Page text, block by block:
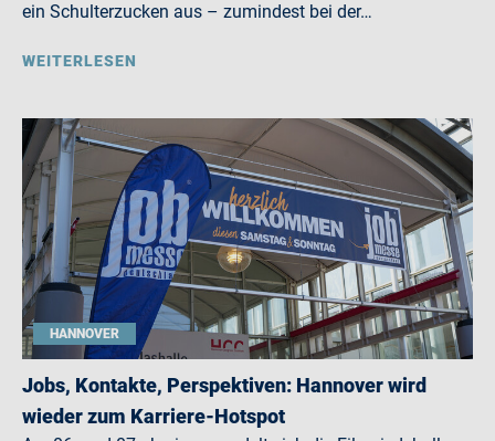
ein Schulterzucken aus – zumindest bei der…
WEITERLESEN
HANNOVER
Jobs, Kontakte, Perspektiven: Hannover wird
wieder zum Karriere-Hotspot